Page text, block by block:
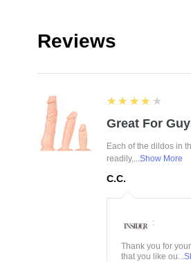
Reviews
4
★★★★★
Great For
Each of the dildos in
readily,...Show More
C.C.
:
Thank you for
that you like ou...